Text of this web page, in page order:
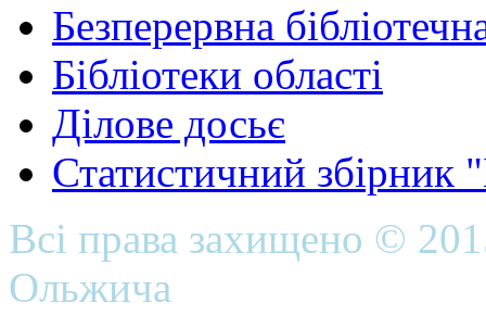
Безперервна
Бібліотеки області
Ділове досьє
Статистичний
Всі права захищено ©
Ольжича